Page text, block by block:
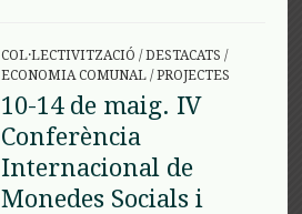
COL·LECTIVITZACIÓ /DESTACATS /
ECONOMIA COMUNAL/PROJECTES
10-14 de maig. IV
Conferència
Internacional de
Monedes Socials i